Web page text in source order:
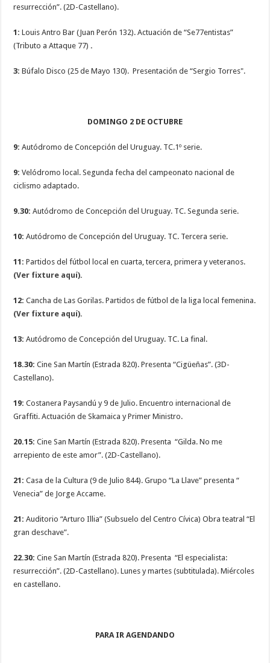
resurrección”. (2D-Castellano).
1: Louis Antro Bar (Juan Perón 132). Actuación de “Se77entistas”
(Tributo a Attaque 77) .
3: Búfalo Disco (25 de Mayo 130). Presentación de “Sergio Torres".
DOMINGO 2 DE OCTUBRE
9:Autódromo de Concepción del Uruguay. TC.1º serie.
9: Velódromo local. Segunda fecha del campeonato nacional de
ciclismo adaptado.
9.30:Autódromo de Concepción del Uruguay. TC. Segunda serie.
10:Autódromo de Concepción del Uruguay. TC. Tercera serie.
11:Partidos del fútbol local en cuarta, tercera, primera y veteranos.
(Ver fixture aquí).
12: Cancha de Las Gorilas. Partidos de fútbol de la liga local femenina.
(Ver fixture aquí).
13:Autódromo de Concepción del Uruguay. TC. La final.
18.30:Cine San Martín (Estrada 820). Presenta “Cigüeñas”. (3D-
Castellano).
19: Costanera Paysandú y 9 de Julio. Encuentro internacional de
Graffiti. Actuación de Skamaica y Primer Ministro.
20.15: Cine San Martín (Estrada 820). Presenta “Gilda. No me
arrepiento de este amor”. (2D-Castellano).
21:Casa de la Cultura (9 de Julio 844). Grupo “La Llave” presenta “
Venecia” de Jorge Accame.
21: Auditorio “Arturo Illia” (Subsuelo del Centro Cívica) Obra teatral “El
gran deschave”.
22.30:Cine San Martín (Estrada 820). Presenta “El especialista:
resurrección”. (2D-Castellano). Lunes y martes (subtitulada). Miércoles
en castellano.
PARA IR AGENDANDO